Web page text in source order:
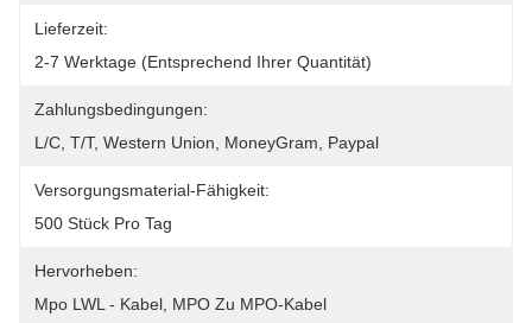
Lieferzeit:
2-7 Werktage (entsprechend Ihrer Quantität)
Zahlungsbedingungen:
L/C, T/T, Western Union, MoneyGram, Paypal
Versorgungsmaterial-Fähigkeit:
500 Stück Pro Tag
Hervorheben:
Mpo LWL - Kabel MPO Zu MPO-Kabel